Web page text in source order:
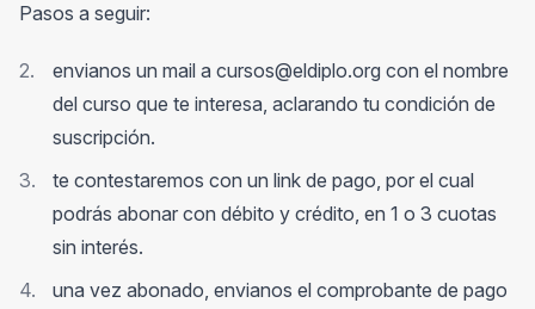
Pasos a seguir:
envianos un mail a cursos@eldiplo.org con el nombre
del curso que te interesa, aclarando tu condición de
suscripción.
te contestaremos con un link de pago, por el cual
podrás abonar con débito y crédito, en 1 o 3 cuotas
sin interés.
una vez abonado, envianos el comprobante de pago